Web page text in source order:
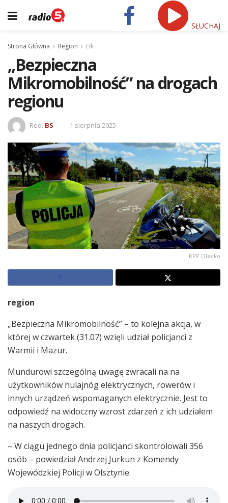
SŁUCHAJ
Strona Główna Region Ełk
„Bezpieczna
Mikromobilność” na drogach
regionu
Red. BS 1 sierpnia 2025
KPP Olecko
region
„Bezpieczna Mikromobilność” – to kolejna akcja, w
której w czwartek (31.07) wzięli udział policjanci z
Warmii i Mazur.
Mundurowi szczególną uwagę zwracali na na
użytkowników hulajnóg elektrycznych, rowerów i
innych urządzeń wspomaganych elektrycznie. Jest to
odpowiedź na widoczny wzrost zdarzeń z ich udziałem
na naszych drogach.
– W ciągu jednego dnia policjanci skontrolowali 356
osób – powiedział Andrzej Jurkun z Komendy
Wojewódzkiej Policji w Olsztynie.